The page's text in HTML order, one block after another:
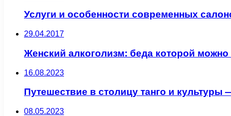
Услуги и особенности современных
29.04.2017
Женский алкоголизм: беда которой можно
16.08.2023
Путешествие в столицу танго и
08.05.2023